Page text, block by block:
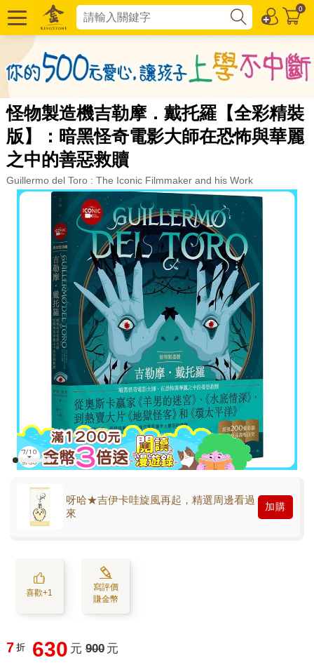
0
怪物製造機吉勒摩．戴托羅【全彩精裝
版】：暗黑怪奇電影大師在恐怖與華麗
之中的善惡救贖
Guillermo del Toro : The Iconic Filmmaker and his Work
呀哈★吉伊卡哇旋風再起，精選周邊看過
來
加購
喜歡+1
寫評價
賺金幣
7 折 630 元 900 元